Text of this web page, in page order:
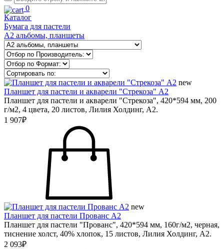
0
Каталог
Бумага для пастели
А2 альбомы, планшеты
new
Планшет для пастели и акварели "Стрекоза" А2
Планшет для пастели и акварели "Стрекоза", 420*594 мм, 200
г/м2, 4 цвета, 20 листов, Лилия Холдинг, А2.
1 907₽
new
Планшет для пастели Прованс А2
Планшет для пастели "Прованс", 420*594 мм, 160г/м2, черная,
тиснение холст, 40% хлопок, 15 листов, Лилия Холдинг, А2.
2 093₽